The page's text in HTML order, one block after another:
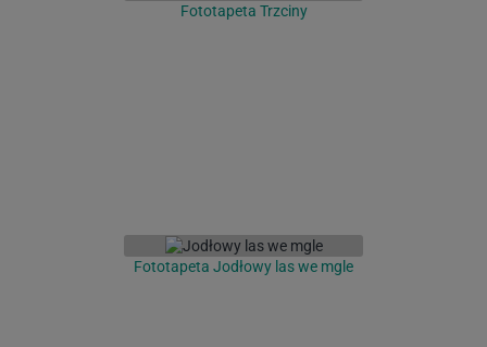
Fototapeta Trzciny
Fototapeta Jodłowy las we mgle